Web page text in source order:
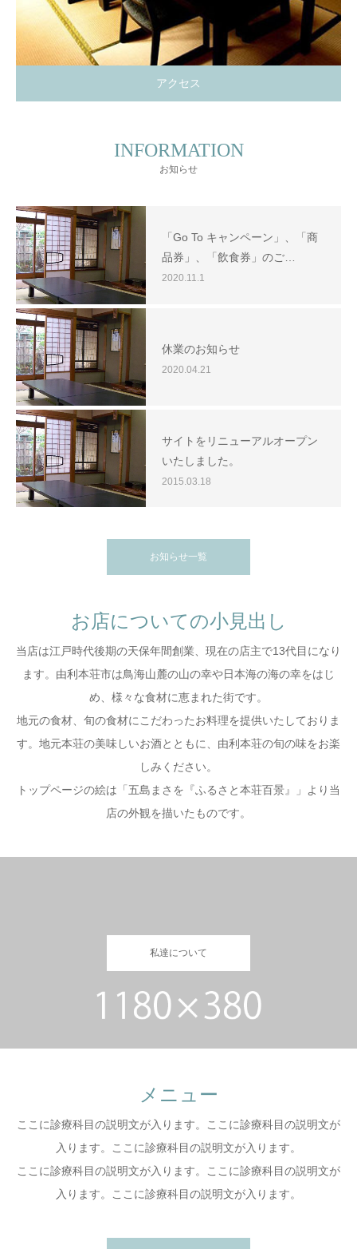
アクセス
INFORMATION
お知らせ
「Go To キャンペーン」、「商
品券」、「飲食券」のご…
2020.11.1
休業のお知らせ
2020.04.21
サイトをリニューアルオープン
いたしました。
2015.03.18
お知らせ一覧
お店についての小見出し
当店は江戸時代後期の天保年間創業、現在の店主で13代目になり
ます。由利本荘市は鳥海山麓の山の幸や日本海の海の幸をはじ
め、様々な食材に恵まれた街です。
地元の食材、旬の食材にこだわったお料理を提供いたしておりま
す。地元本荘の美味しいお酒とともに、由利本荘の旬の味をお楽
しみください。
トップページの絵は「五島まさを『ふるさと本荘百景』」より当
店の外観を描いたものです。
私達について
メニュー
ここに診療科目の説明文が入ります。ここに診療科目の説明文が
入ります。ここに診療科目の説明文が入ります。
ここに診療科目の説明文が入ります。ここに診療科目の説明文が
入ります。ここに診療科目の説明文が入ります。